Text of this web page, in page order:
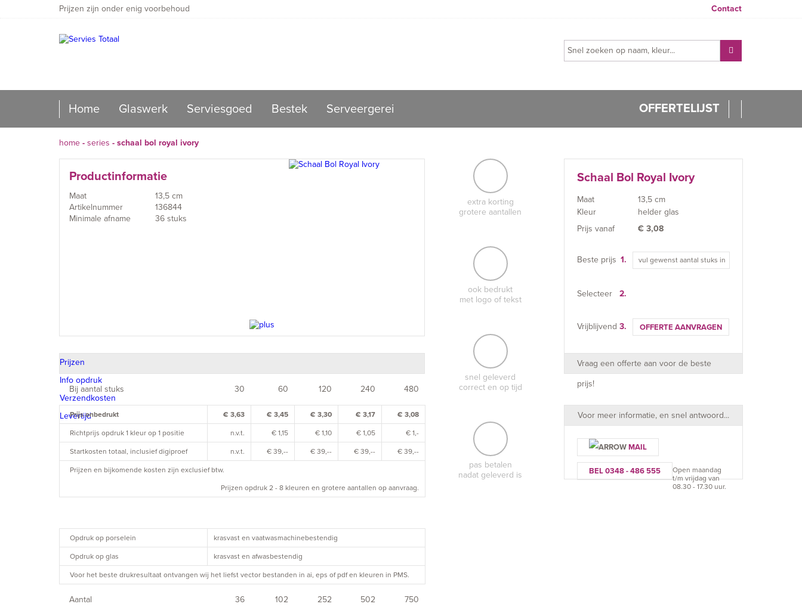
Prijzen zijn onder enig voorbehoud Contact
Home Glaswerk Serviesgoed Bestek Serveergerei OFFERTELIJST
home - series - schaal bol royal ivory
Productinformatie
Maat
13,5 cm
Artikelnummer
136844
Minimale afname
36 stuks
Prijzen
Info opdruk
Verzendkosten
Levertijd
Bij aantal stuks 30 60 120 240 480
Prijs onbedrukt € 3,63 € 3,45 € 3,30 € 3,17 € 3,08
Richtprijs opdruk 1 kleur op 1 positie n.v.t. € 1,15 € 1,10 € 1,05 € 1,-
Startkosten totaal, inclusief digiproef n.v.t. € 39,-- € 39,-- € 39,-- € 39,--
Prijzen en bijkomende kosten zijn exclusief btw.
Prijzen opdruk 2 - 8 kleuren en grotere aantallen op aanvraag.
Opdruk op porselein krasvast en vaatwasmachinebestendig
Opdruk op glas krasvast en afwasbestendig
Voor het beste drukresultaat ontvangen wij het liefst vector bestanden in ai, eps of pdf en kleuren in PMS.
Aantal 36 102 252 502 750
extra korting
grotere aantallen
ook bedrukt
met logo of tekst
snel geleverd
correct en op tijd
pas betalen
nadat geleverd is
Schaal Bol Royal Ivory
Maat
13,5 cm
Kleur
helder glas
Prijs vanaf
€ 3,08
Beste prijs 1.
Selecteer 2.
Vrijblijvend 3. OFFERTE AANVRAGEN
Vraag een offerte aan voor de beste
prijs!
Voor meer informatie, en snel antwoord...
MAIL
BEL 0348 - 486 555
Open maandag
t/m vrijdag van
08.30 - 17.30 uur.